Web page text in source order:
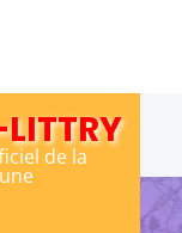
de la